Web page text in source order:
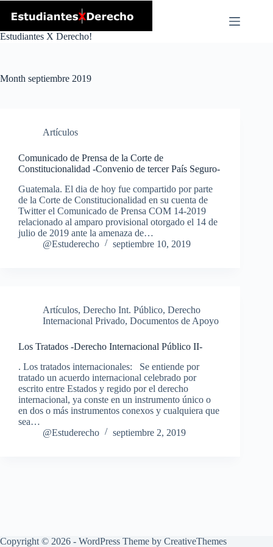
Estudiantes X Derecho!
Month septiembre 2019
Artículos
Comunicado de Prensa de la Corte de
Constitucionalidad -Convenio de tercer País Seguro-
Guatemala. El dia de hoy fue compartido por parte
de la Corte de Constitucionalidad en su cuenta de
Twitter el Comunicado de Prensa COM 14-2019
relacionado al amparo provisional otorgado el 14 de
julio de 2019 ante la amenaza de…
@Estuderecho
septiembre 10, 2019
Artículos, Derecho Int. Público, Derecho
Internacional Privado, Documentos de Apoyo
Los Tratados -Derecho Internacional Público II-
. Los tratados internacionales: Se entiende por
tratado un acuerdo internacional celebrado por
escrito entre Estados y regido por el derecho
internacional, ya conste en un instrumento único o
en dos o más instrumentos conexos y cualquiera que
sea…
@Estuderecho
septiembre 2, 2019
Copyright © 2026 - WordPress Theme by CreativeThemes